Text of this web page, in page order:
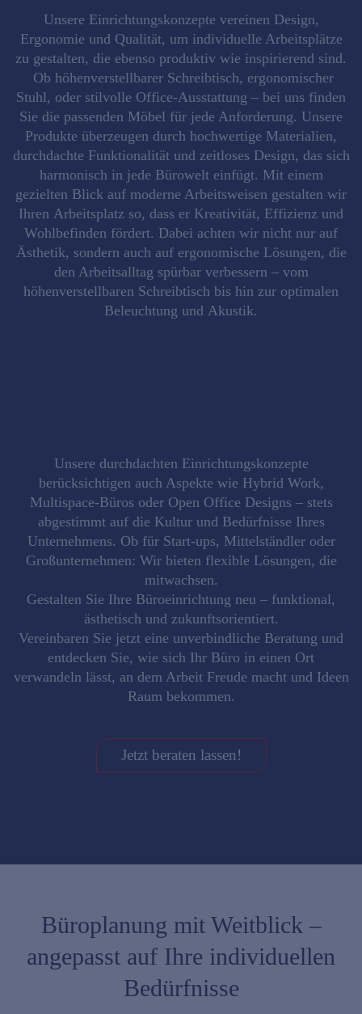
Unsere Einrichtungskonzepte vereinen Design,
Ergonomie und Qualität, um individuelle Arbeitsplätze
zu gestalten, die ebenso produktiv wie inspirierend sind.
Ob höhenverstellbarer Schreibtisch, ergonomischer
Stuhl, oder stilvolle Office-Ausstattung – bei uns finden
Sie die passenden Möbel für jede Anforderung. Unsere
Produkte überzeugen durch hochwertige Materialien,
durchdachte Funktionalitätund zeitloses Design, das sich
harmonisch in jede Bürowelt einfügt. Mit einem
gezielten Blick auf moderne Arbeitsweisen gestalten wir
Ihren Arbeitsplatz so, dass er Kreativität, Effizienz und
Wohlbefinden fördert. Dabei achten wir nicht nur auf
Ästhetik, sondern auch auf ergonomische Lösungen, die
den Arbeitsalltag spürbar verbessern – vom
höhenverstellbaren Schreibtisch bis hin zur optimalen
Beleuchtung und Akustik.
Unsere durchdachten Einrichtungskonzepte
berücksichtigen auch Aspekte wie Hybrid Work,
Multispace-Büros oder Open Office Designs – stets
abgestimmt auf die Kultur und Bedürfnisse Ihres
Unternehmens. Ob für Start-ups, Mittelständler oder
Großunternehmen: Wir bieten flexible Lösungen, die
mitwachsen.
Gestalten Sie Ihre Büroeinrichtung neu – funktional,
ästhetisch und zukunftsorientiert.
Vereinbaren Sie jetzt eine unverbindliche Beratung und
entdecken Sie, wie sich Ihr Büro in einen Ort
verwandeln lässt, an dem Arbeit Freude macht und Ideen
Raum bekommen.
Jetzt beraten lassen!
Büroplanung mit Weitblick –
angepasst auf Ihre individuellen
Bedürfnisse